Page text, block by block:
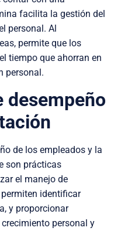
facilita la gestión del
personal. Al
permite que los
tiempo que ahorran en
personal.
desempeño
de los empleados y la
son prácticas
el manejo de
identificar
y proporcionar
personal y